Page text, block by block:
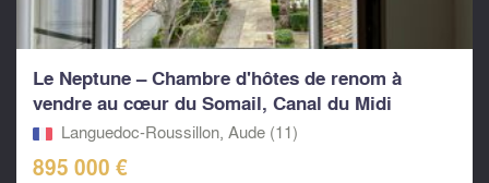
Le Neptune – Chambre d'hôtes de renom à
vendre au cœur du Somail, Canal du Midi
Languedoc-Roussillon, Aude (11)
895 000 €